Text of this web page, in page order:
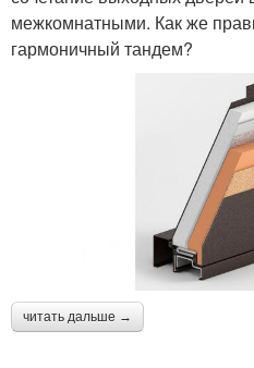
межкомнатными. Как же
гармоничный тандем?
читать дальше →